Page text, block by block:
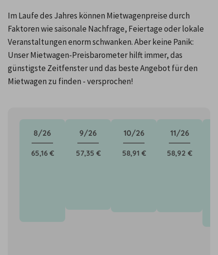
Im Laufe des Jahres können Mietwagenpreise durch
Faktoren wie saisonale Nachfrage, Feiertage oder lokale
Veranstaltungen enorm schwanken. Aber keine Panik:
Unser Mietwagen-Preisbarometer hilft immer, das
günstigste Zeitfenster und das beste Angebot für den
Mietwagen zu finden - versprochen!
8/26
65,16 €
9/26
57,35 €
10/26
58,91 €
11/26
58,92 €